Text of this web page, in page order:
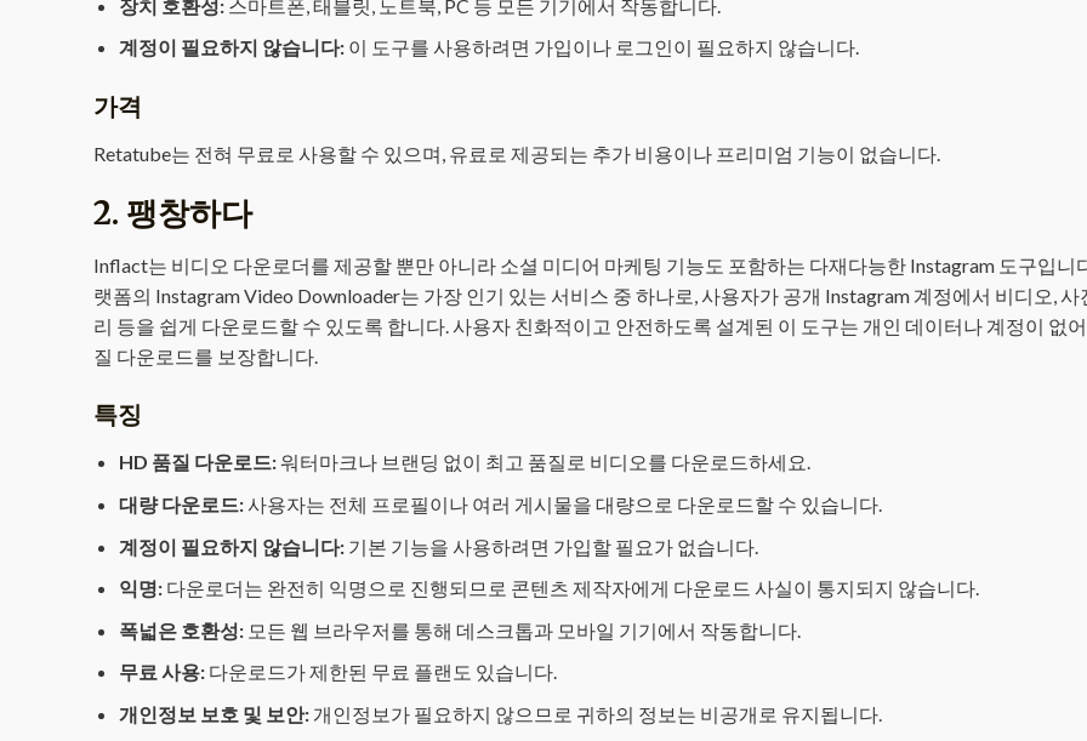
장치 호환성: 스마트폰, 태블릿, 노트북, PC 등 모든 기기에서 작동합니다.
계정이 필요하지 않습니다: 이 도구를 사용하려면 가입이나 로그인이 필요하지 않습니다.
가격
Retatube는 전혀 무료로 사용할 수 있으며, 유료로 제공되는 추가 비용이나 프리미엄 기능이 없습니다.
2. 팽창하다
Inflact는 비디오 다운로더를 제공할 뿐만 아니라 소셜 미디어 마케팅 기능도 포함하는 다재다능한 Instagram 도구입니
랫폼의 Instagram Video Downloader는 가장 인기 있는 서비스 중 하나로, 사용자가 공개 Instagram 계정에서 비디오, 사
리 등을 쉽게 다운로드할 수 있도록 합니다. 사용자 친화적이고 안전하도록 설계된 이 도구는 개인 데이터나 계정이 없
질 다운로드를 보장합니다.
특징
HD 품질 다운로드:워터마크나 브랜딩 없이 최고 품질로 비디오를 다운로드하세요.
대량 다운로드:사용자는 전체 프로필이나 여러 게시물을 대량으로 다운로드할 수 있습니다.
계정이 필요하지 않습니다: 기본 기능을 사용하려면 가입할 필요가 없습니다.
익명: 다운로더는 완전히 익명으로 진행되므로 콘텐츠 제작자에게 다운로드 사실이 통지되지 않습니다.
폭넓은 호환성:모든 웹 브라우저를 통해 데스크톱과 모바일 기기에서 작동합니다.
무료 사용: 다운로드가 제한된 무료 플랜도 있습니다.
개인정보 보호 및 보안: 개인정보가 필요하지 않으므로 귀하의 정보는 비공개로 유지됩니다.